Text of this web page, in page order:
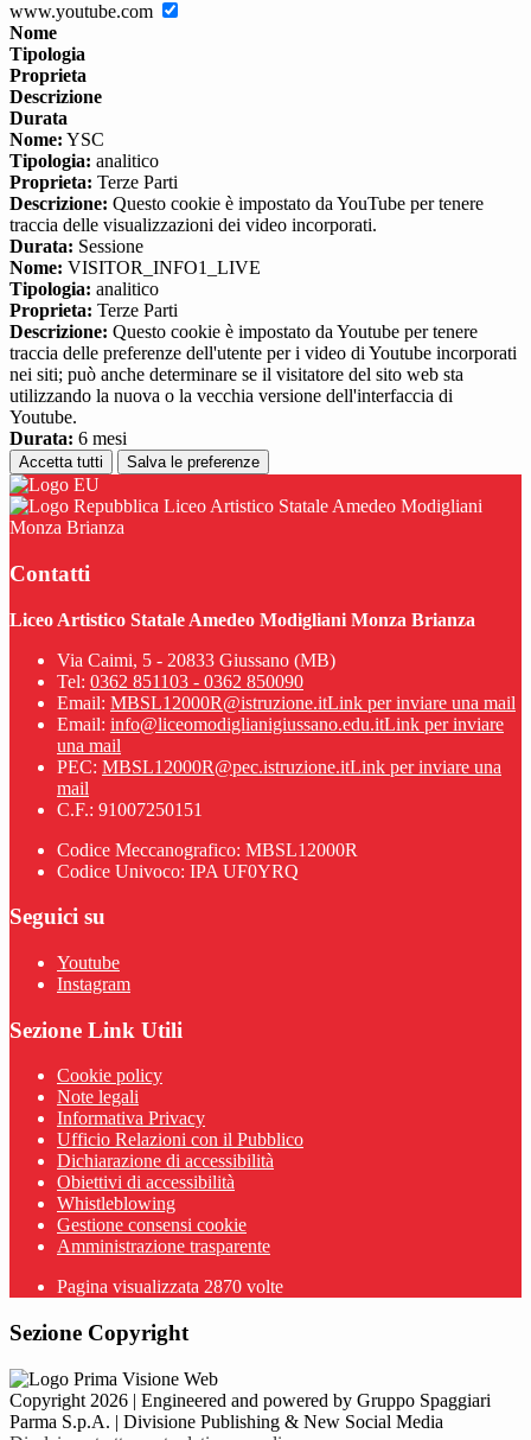
www.youtube.com
Nome
Tipologia
Proprieta
Descrizione
Durata
Nome: YSC
Tipologia: analitico
Proprieta: Terze Parti
Descrizione: Questo cookie è impostato da YouTube per tenere
traccia delle visualizzazioni dei video incorporati.
Durata: Sessione
Nome: VISITOR_INFO1_LIVE
Tipologia: analitico
Proprieta: Terze Parti
Descrizione: Questo cookie è impostato da Youtube per tenere
traccia delle preferenze dell'utente per i video di Youtube incorporati
nei siti; può anche determinare se il visitatore del sito web sta
utilizzando la nuova o la vecchia versione dell'interfaccia di
Youtube.
Durata: 6 mesi
Accetta tutti Salva le preferenze
Liceo Artistico Statale Amedeo Modigliani
Monza Brianza
Contatti
Liceo Artistico Statale Amedeo Modigliani Monza Brianza
Via Caimi, 5 - 20833 Giussano (MB)
Tel: 0362 851103 - 0362 850090
Email: MBSL12000R@istruzione.itLink per inviare una mail
Email: info@liceomodiglianigiussano.edu.itLink per inviare
una mail
PEC: MBSL12000R@pec.istruzione.itLink per inviare una
mail
C.F.: 91007250151
Codice Meccanografico: MBSL12000R
Codice Univoco: IPA UF0YRQ
Seguici su
Youtube
Instagram
Sezione Link Utili
Cookie policy
Note legali
Informativa Privacy
Ufficio Relazioni con il Pubblico
Dichiarazione di accessibilità
Obiettivi di accessibilità
Whistleblowing
Gestione consensi cookie
Amministrazione trasparente
Pagina visualizzata 2870 volte
Sezione Copyright
Copyright 2026 | Engineered and powered by Gruppo Spaggiari
Parma S.p.A. | Divisione Publishing & New Social Media